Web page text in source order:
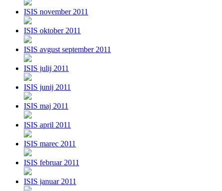
ISIS november 2011
ISIS oktober 2011
ISIS avgust september 2011
ISIS julij 2011
ISIS junij 2011
ISIS maj 2011
ISIS april 2011
ISIS marec 2011
ISIS februar 2011
ISIS januar 2011